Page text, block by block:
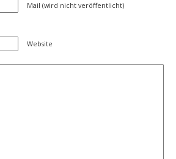
Mail (wird nicht veröffentlicht)
Website